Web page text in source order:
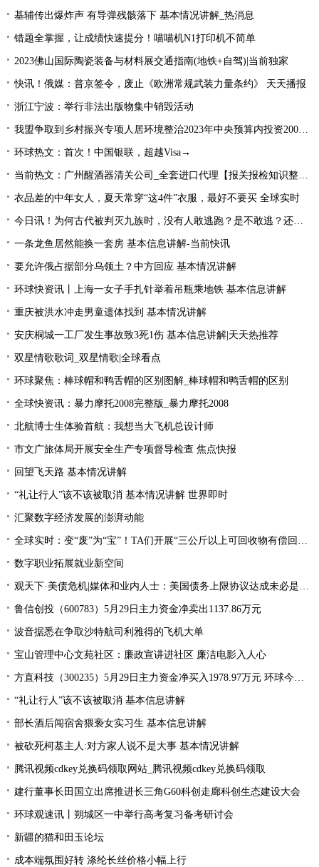
基辅传出爆炸声 有导弹残骸落下 基本情况讲解_热消息
错题全掌握，让成绩快速提分！喵喵机N1打印机不简单
2023佛山国际陶瓷装备与材料展交通指南(地铁+自驾)|当前独家
快讯！俄媒：普京签令，废止《欧洲常规武装力量条约》 天天播报
浙江宁波：举行非法出版物集中销毁活动
我盟争取到乡村振兴专项人居环境整治2023年中央预算内投资2000万元
环球热文：首次！中国银联，超越Visa→
当前热文：广州醒酒器清关公司_全套进口代理【报关报检知识整理】
衣品差的中年女人，夏天常穿“这4件”衣服，最好不要买 全球实时
今日讯！为何古代被判灭九族时，没有人敢逃跑？是不敢逃？还是不能逃
一条龙鱼居然能换一套房 基本信息讲解-当前快讯
要允许俄占据部分乌领土？中方回应 基本情况讲解
环球快资讯丨上海一女子手扎针举着吊瓶乘地铁 基本信息讲解
重庆被洪水冲走男童遗体找到 基本情况讲解
安庆桐城一工厂发生事故致3死1伤 基本信息讲解|天天热推荐
双星情歌歌词_双星情歌|全球看点
环球聚焦：棒球帽和鸭舌帽的区别图解_棒球帽和鸭舌帽的区别
全球快资讯：暴力摩托2008完整版_暴力摩托2008
北航博士生体验首航：我想当大飞机总设计师
市文广旅体局开展安全生产专项督导检查 焦点快报
回望飞天路 基本情况讲解
“礼让行人”该不该被取消 基本情况讲解 世界即时
汇聚数字经济发展的澎湃动能
全球实时：变“废”为“宝”！TA们开展“三公斤以上可回收物有偿回收”宣传活动
数字职业拓展就业新空间
观天下·美债危机|媒体和业内人士：美国债务上限协议达成未必是“好消息”
鲁信创投（600783）5月29日主力资金净卖出1137.86万元
波音据悉在争取沙特航司利雅得的飞机大单
宝山管理中心文苑社区：廉政宣讲进社区 廉洁电影入人心
方直科技（300235）5月29日主力资金净买入1978.97万元 环球今亮点
“礼让行人”该不该被取消 基本信息讲解
部长酒后闯宿舍猥亵女实习生 基本信息讲解
被砍死柯基主人:对方家人说不是大事 基本情况讲解
腾讯视频cdkey兑换码领取网站_腾讯视频cdkey兑换码领取
建行董事长田国立出席推进长三角G60科创走廊科创生态建设大会
环球观速讯丨朔城区一中举行高考复习备考研讨会
新疆的猫和田玉论坛
成本端氛围好转 涤纶长丝价格小幅上行